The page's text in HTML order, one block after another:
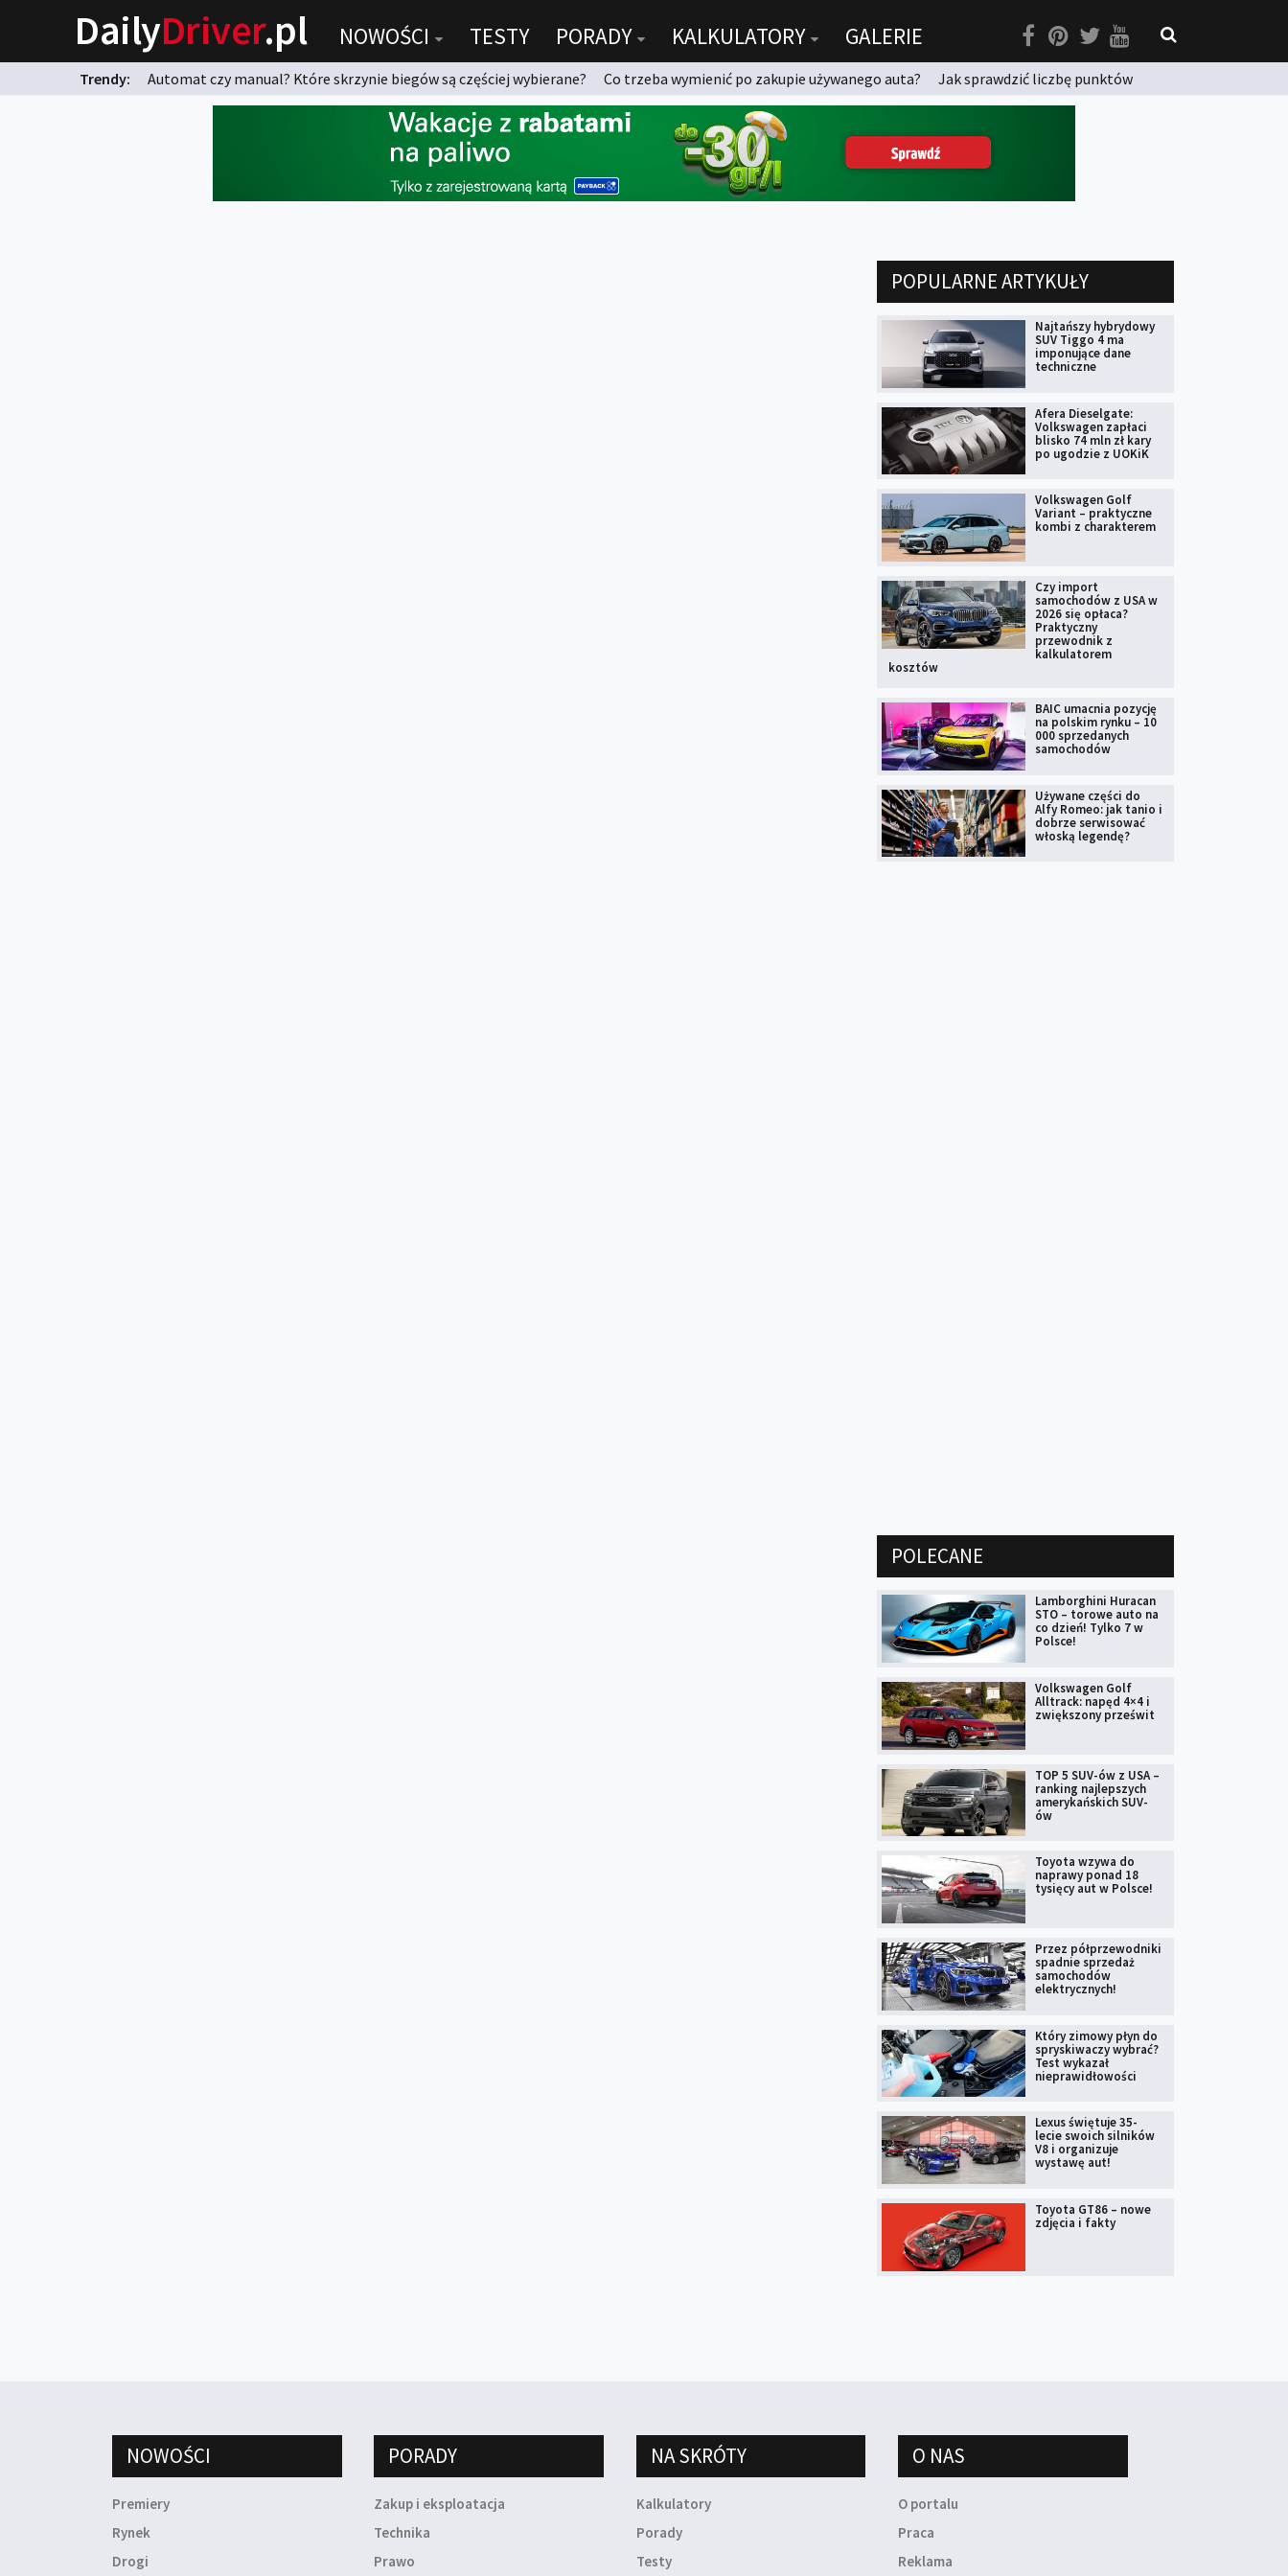
DailyDriver.pl NOWOŚCI TESTY PORADY KALKULATORY GALERIE
Trendy: Automat czy manual? Które skrzynie biegów są częściej wybierane? Co trzeba wymienić po zakupie używanego auta?
Jak sprawdzić liczbę punktów
POPULARNE ARTYKUŁY
Najtańszy hybrydowy
SUV Tiggo 4 ma
imponujące dane
techniczne
Afera Dieselgate:
Volkswagen zapłaci
blisko 74 mln zł kary
po ugodzie z UOKiK
Volkswagen Golf
Variant – praktyczne
kombi z charakterem
Czy import
samochodów z USA w
2026 się opłaca?
Praktyczny
przewodnik z
kalkulatorem
kosztów
BAIC umacnia pozycję
na polskim rynku – 10
000 sprzedanych
samochodów
Używane części do
Alfy Romeo: jak tanio i
dobrze serwisować
włoską legendę?
POLECANE
Lamborghini Huracan
STO – torowe auto na
co dzień! Tylko 7 w
Polsce!
Volkswagen Golf
Alltrack: napęd 4×4 i
zwiększony prześwit
TOP 5 SUV-ów z USA –
ranking najlepszych
amerykańskich SUV-
ów
Toyota wzywa do
naprawy ponad 18
tysięcy aut w Polsce!
Przez półprzewodniki
spadnie sprzedaż
samochodów
elektrycznych!
Który zimowy płyn do
spryskiwaczy wybrać?
Test wykazał
nieprawidłowości
Lexus świętuje 35-
lecie swoich silników
V8 i organizuje
wystawę aut!
Toyota GT86 – nowe
zdjęcia i fakty
NOWOŚCI
Premiery
Rynek
Drogi
PORADY
Zakup i eksploatacja
Technika
Prawo
NA SKRÓTY
Kalkulatory
Porady
Testy
O NAS
O portalu
Praca
Reklama